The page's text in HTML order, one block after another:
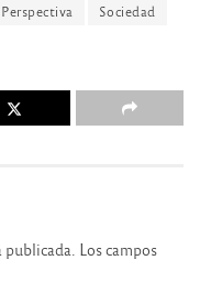
Perspectiva Sociedad
Los campos